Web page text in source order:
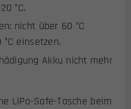
°C.
nicht über 60 °C
einsetzen.
Akku nicht mehr
LiPo-Safe-Tasche beim